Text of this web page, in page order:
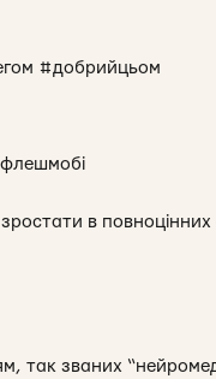
#добрийцьом
флешмобі
в повноцінних
так званих